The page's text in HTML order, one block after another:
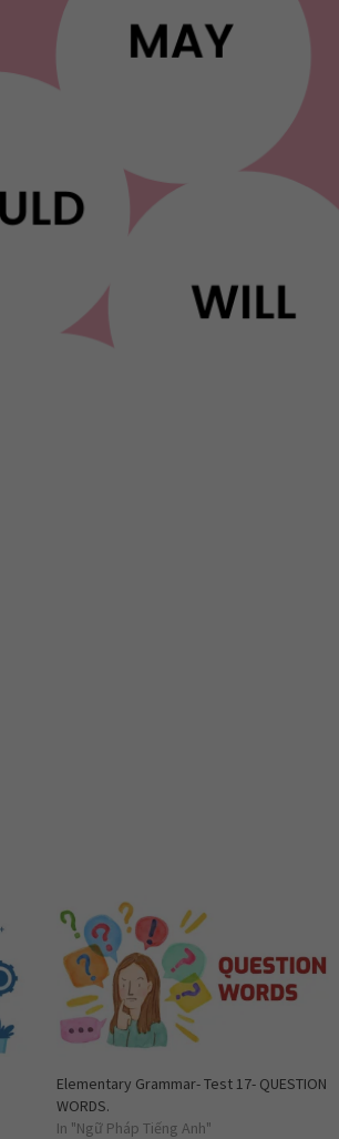
Elementary Grammar- Test 17- QUESTION
WORDS.
In "Ngữ Pháp Tiếng Anh"